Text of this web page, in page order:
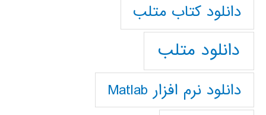
دانلود كتاب متلب
دانلود متلب
دانلود نرم افزار Matlab